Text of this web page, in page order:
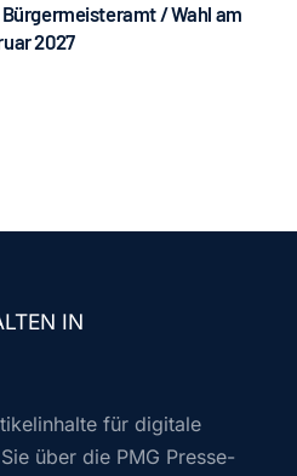
/ Wahl am
2027
IN
für digitale
über die PMG Presse-